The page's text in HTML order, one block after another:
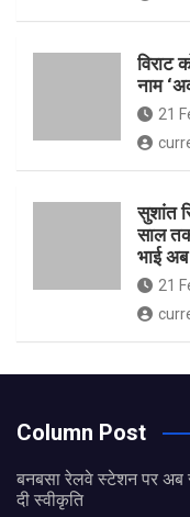
विराट
नाम
21
सुशांत
साल
भाई
21
Column Post
बनबसा रेलवे स्टेशन पर अब
दी स्वीकृति